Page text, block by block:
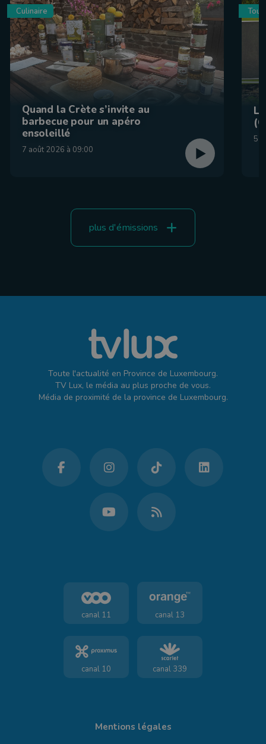
Culinaire
Quand la Crète s’invite au
barbecue pour un apéro
ensoleillé
7 août 2026 à 09:00
5
plus d'émissions
Toute l'actualité en Province de Luxembourg.
TV Lux, le média au plus proche de vous.
Média de proximité de la province de Luxembourg.
canal 11 canal 13
canal 10 canal 339
Mentions légales